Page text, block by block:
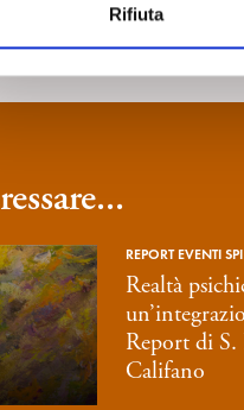
Rifiuta
REPORT EVENTI SPI
Realtà
Report di
Califano